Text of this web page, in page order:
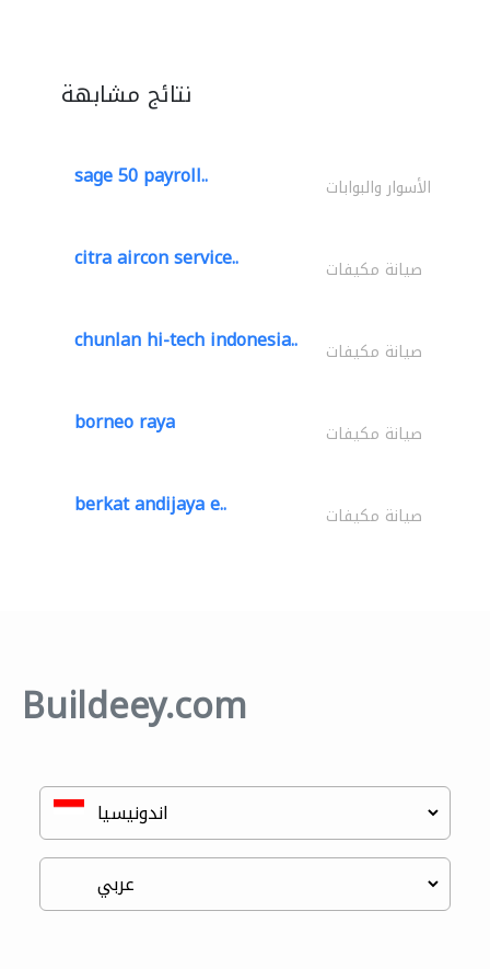
نتائج مشابهة
sage 50 payroll.. الأسوار والبوابات
citra aircon service.. صيانة مكيفات
chunlan hi-tech indonesia.. صيانة مكيفات
borneo raya صيانة مكيفات
berkat andijaya e.. صيانة مكيفات
Buildeey.com